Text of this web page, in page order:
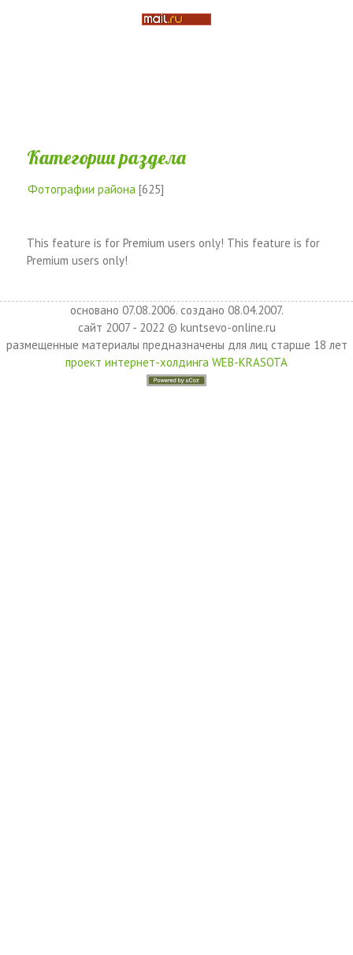
Категории раздела
Фотографии района [625]
This feature is for Premium users only! This feature is for
Premium users only!
основано 07.08.2006. создано 08.04.2007.
сайт 2007 - 2022 © kuntsevo-online.ru
размещенные материалы предназначены для лиц старше 18 лет
проект интернет-холдинга WEB-KRASOTA